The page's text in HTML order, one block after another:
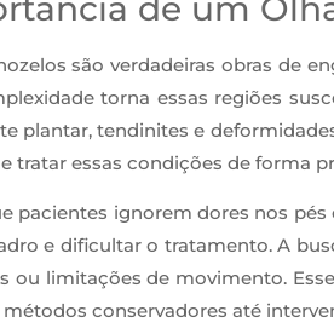
são verdadeiras obras de
torna essas regiões
plantar, tendinites e
tratar essas condições de forma
pacientes ignorem dores nos
e dificultar o tratamento. A
ou limitações de movimento.
conservadores até